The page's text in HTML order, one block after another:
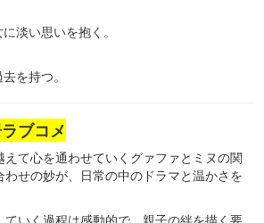
淡い思いを抱く。
を持つ。
ブコメ
て心を通わせていくグァファとミヌの関
せの妙が、日常の中のドラマと温かさを
いく過程は感動的で、親子の絆を描く要